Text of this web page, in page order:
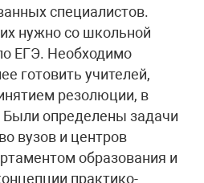
специалистов.
нужно со школьной
ЕГЭ. Необходимо
готовить учителей,
резолюции, в
Были определены задачи
вузов и центров
образования и
практико-